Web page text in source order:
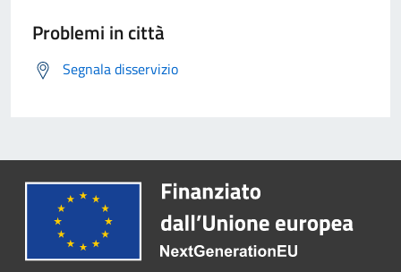
Problemi in città
Segnala disservizio